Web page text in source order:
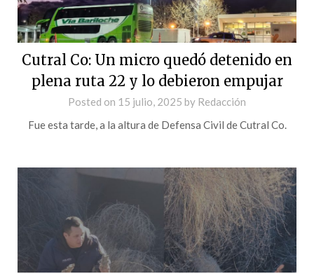
Cutral Co: Un micro quedó detenido en
plena ruta 22 y lo debieron empujar
Posted on 15 julio, 2025 by Redacción
Fue esta tarde, a la altura de Defensa Civil de Cutral Co.